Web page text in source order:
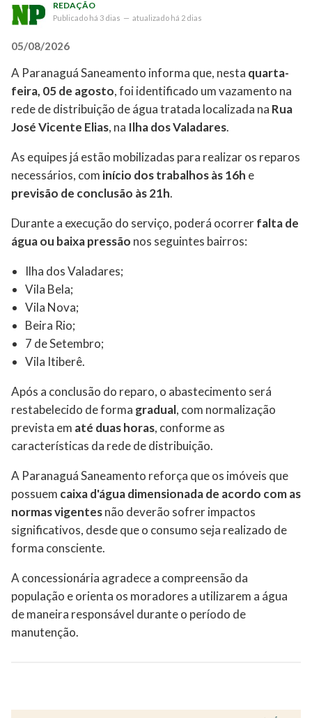
REDAÇÃO
Publicado há 3 dias — atualizado há 2 dias
05/08/2026
A Paranaguá Saneamento informa que, nesta quarta-
feira, 05 de agosto, foi identificado um vazamento na
rede de distribuição de água tratada localizada na Rua
José Vicente Elias, na Ilha dos Valadares.
As equipes já estão mobilizadas para realizar os reparos
necessários, com início dos trabalhos às 16h e
previsão de conclusão às 21h.
Durante a execução do serviço, poderá ocorrerfalta de
água ou baixa pressão nos seguintes bairros:
Ilha dos Valadares;
Vila Bela;
Vila Nova;
Beira Rio;
7 de Setembro;
Vila Itiberê.
Após a conclusão do reparo, o abastecimento será
restabelecido de forma gradual, com normalização
prevista em até duas horas, conforme as
características da rede de distribuição.
A Paranaguá Saneamento reforça que os imóveis que
possuem caixa d'água dimensionada de acordo com as
normas vigentesnão deverão sofrer impactos
significativos, desde que o consumo seja realizado de
forma consciente.
A concessionária agradece a compreensão da
população e orienta os moradores a utilizarem a água
de maneira responsável durante o período de
manutenção.